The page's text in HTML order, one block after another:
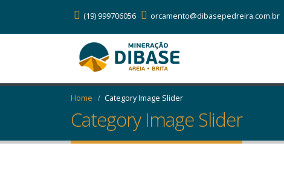
(19) 999706056 orcamento@dibasepedreira.com.br
Home Category Image Slider
Category Image Slider